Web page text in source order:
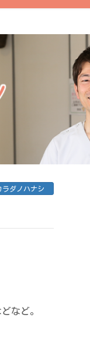
ラダノハナシ
など。